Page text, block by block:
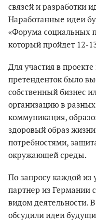
связей и разработки
Наработанные идеи
«Форума социальных
который пройдет 12-
Для участия в
претенденток было
собственный бизнес
организацию в
коммуникация,
здоровый образ
потребностями,
окружающей среды.
По запросу каждой из
партнер из
видом деятельности.
обсудили идеи